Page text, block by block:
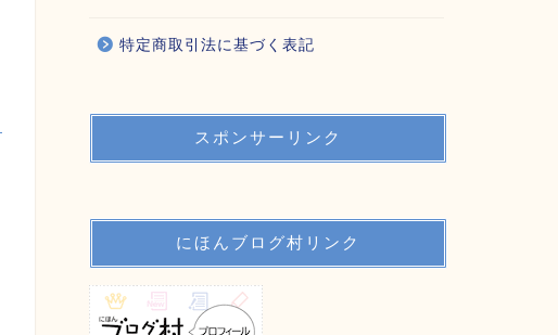
特定商取引法に基づく表記
スポンサーリンク
にほんブログ村リンク